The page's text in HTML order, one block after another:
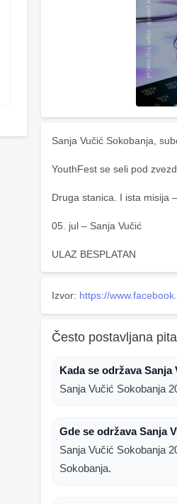
Sanja Vučić Sokobanja,
YouthFest se seli pod
Druga stanica. I ista misija
05. jul – Sanja Vučić
ULAZ BESPLATAN
Izvor: https://
Često postavljana
Kada se održava Sanja
Sanja Vučić Sokobanja
Gde se održava Sanja
Sanja Vučić Sokobanja
Sokobanja.